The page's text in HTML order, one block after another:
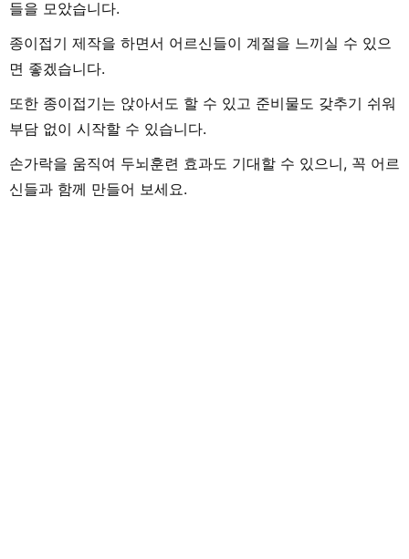
들을 모았습니다.
종이접기 제작을 하면서 어르신들이 계절을 느끼실 수 있으
면 좋겠습니다.
또한 종이접기는 앉아서도 할 수 있고 준비물도 갖추기 쉬워
부담 없이 시작할 수 있습니다.
손가락을 움직여 두뇌훈련 효과도 기대할 수 있으니, 꼭 어르
신들과 함께 만들어 보세요.